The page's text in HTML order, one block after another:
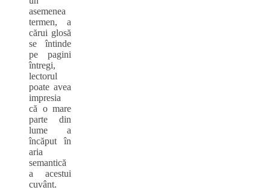
asemenea
termen, a
cărui glosă
se întinde
pe pagini
întregi,
lectorul
poate avea
impresia
că o mare
parte din
lume a
încăput în
aria
semantică
a acestui
cuvânt.